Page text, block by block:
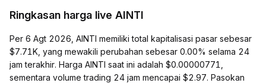
Ringkasan harga live AINTI
Per 6 Agt 2026, AINTI memiliki total kapitalisasi pasar sebesar
$7.71K, yang mewakili perubahan sebesar 0.00% selama 24
jam terakhir. Harga AINTI saat ini adalah $0.00000771,
sementara volume trading 24 jam mencapai $2.97. Pasokan